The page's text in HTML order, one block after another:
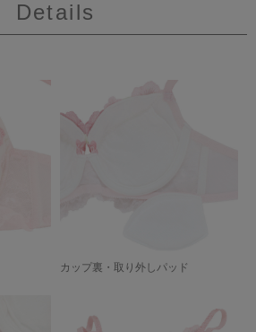
Details
カップ裏・取り外しパッド